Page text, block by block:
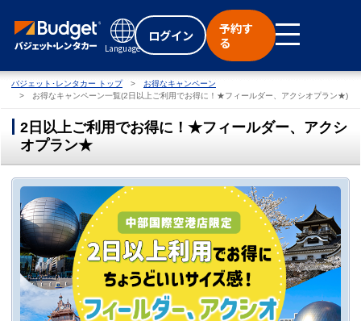
Language
ログイン
予約す
る
バジェット･レンタカー トップ
お得なキャンペーン
お得なキャンペーン一覧(2日以上ご利用でお得に！★フィールダー、アクシオプラン★)
2日以上ご利用でお得に！★フィールダー、アクシ
オプラン★